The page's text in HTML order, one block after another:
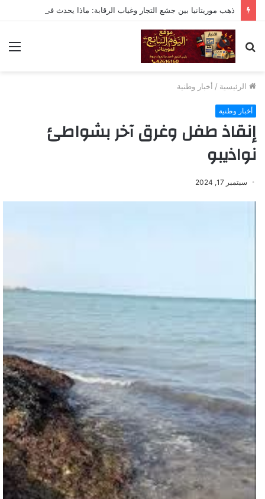
بحث
عن
الرئيسية / أخبار وطنية
أخبار وطنية
إنقاذ طفل وغرق آخر بشواطئ
نواذيبو
سبتمبر 17, 2024